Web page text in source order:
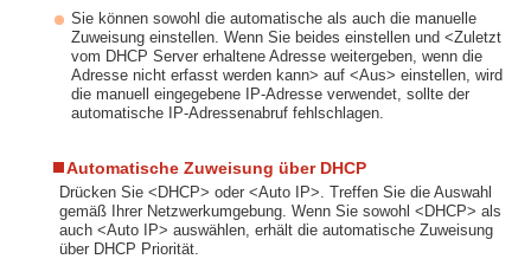
Sie können sowohl die automatische als auch die manuelle
Zuweisung einstellen. Wenn Sie beides einstellen und <Zuletzt
vom DHCP Server erhaltene Adresse weitergeben, wenn die
Adresse nicht erfasst werden kann> auf <Aus> einstellen, wird
die manuell eingegebene IP-Adresse verwendet, sollte der
automatische IP-Adressenabruf fehlschlagen.
Automatische Zuweisung über DHCP
Drücken Sie <DHCP> oder <Auto IP>. Treffen Sie die Auswahl
gemäß Ihrer Netzwerkumgebung. Wenn Sie sowohl <DHCP> als
auch <Auto IP> auswählen, erhält die automatische Zuweisung
über DHCP Priorität.